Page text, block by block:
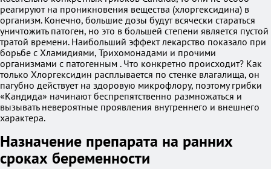
реагируют на проникновения вещества (хлоргексидина) в
организм. Конечно, большие дозы будут всячески стараться
уничтожить патоген, но это в большей степени является пустой
тратой времени. Наибольший эффект лекарство показало при
борьбе с Хламидиями, Трихомонадами и прочими
организмами с патогенным . Что конкретно происходит? Как
только Хлоргексидин расплывается по стенке влагалища, он
пагубно действует на здоровую микрофлору, поэтому грибки
«Кандида» начинают беспрепятственно размножаться и
вызывать невероятные проявления внутреннего и внешнего
характера.
Назначение препарата на ранних
сроках беременности